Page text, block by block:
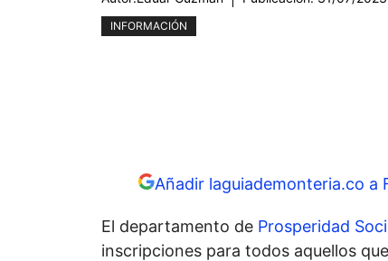
INFORMACIÓN
Añadir laguiademonteria.co a
El departamento de Prosperidad
inscripciones para todos aquellos